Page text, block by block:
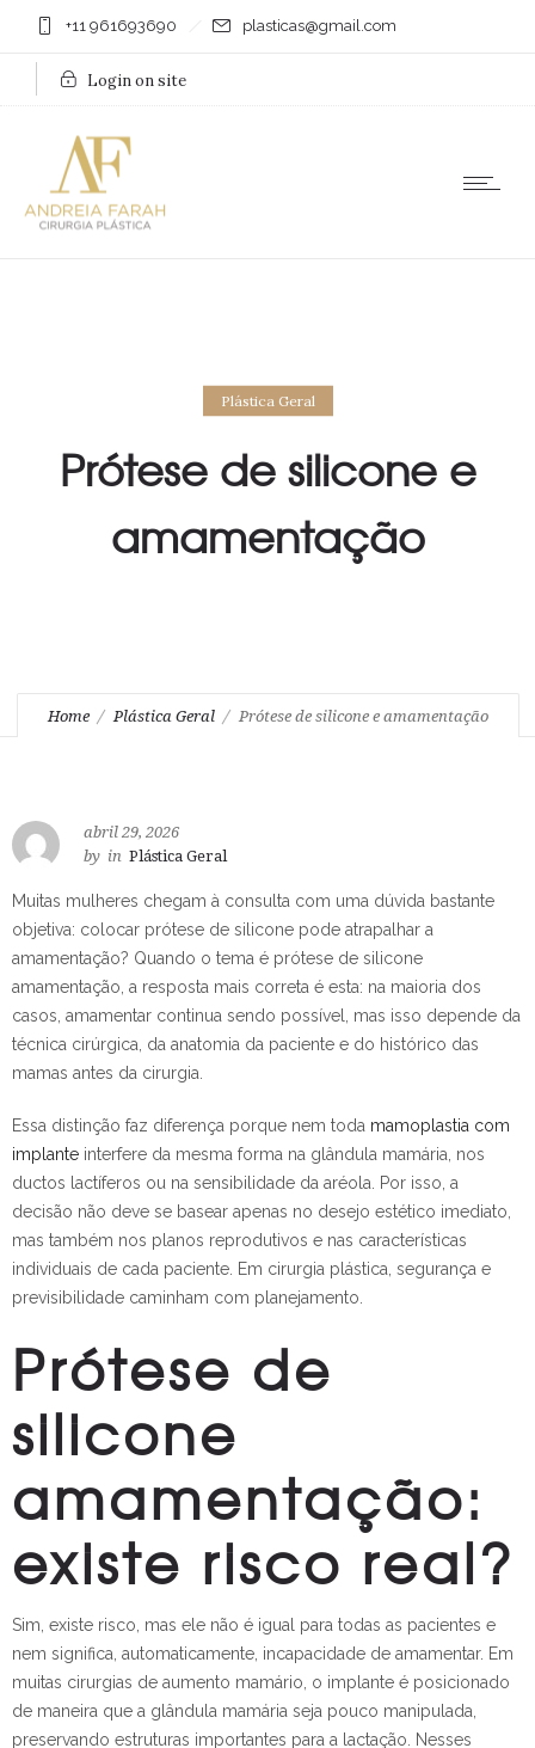
+11 961693690 plasticas@gmail.com
Login on site
Plástica Geral
Prótese de silicone e
amamentação
Home Plástica Geral Prótese de silicone e amamentação
abril 29, 2026
by in Plástica Geral
Muitas mulheres chegam à consulta com uma dúvida bastante
objetiva: colocar prótese de silicone pode atrapalhar a
amamentação? Quando o tema é prótese de silicone
amamentação, a resposta mais correta é esta: na maioria dos
casos, amamentar continua sendo possível, mas isso depende da
técnica cirúrgica, da anatomia da paciente e do histórico das
mamas antes da cirurgia.
Essa distinção faz diferença porque nem toda mamoplastia com
implante interfere da mesma forma na glândula mamária, nos
ductos lactíferos ou na sensibilidade da aréola. Por isso, a
decisão não deve se basear apenas no desejo estético imediato,
mas também nos planos reprodutivos e nas características
individuais de cada paciente. Em cirurgia plástica, segurança e
previsibilidade caminham com planejamento.
Prótese de
silicone
amamentação:
existe risco real?
Sim, existe risco, mas ele não é igual para todas as pacientes e
nem significa, automaticamente, incapacidade de amamentar. Em
muitas cirurgias de aumento mamário, o implante é posicionado
de maneira que a glândula mamária seja pouco manipulada,
preservando estruturas importantes para a lactação. Nesses